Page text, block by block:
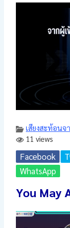
เสียงสะท้อนจ
11 views
Facebook
WhatsApp
You May